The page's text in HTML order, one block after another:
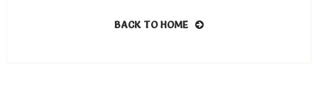
BACK TO HOME